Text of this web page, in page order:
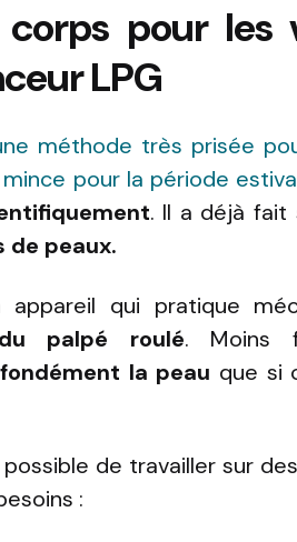
pour les
LPG
méthode très prisée
pour la période
. Il a déjà fait
de peaux.
qui pratique
palpé roulé. Moins
la peau que si
de travailler sur des
: